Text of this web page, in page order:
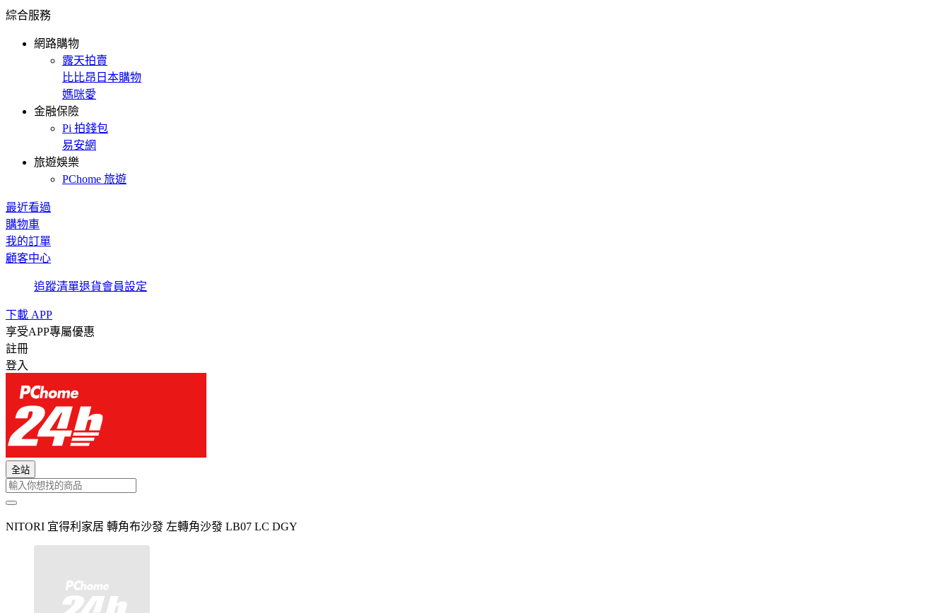
綜合服務
網路購物
露天拍賣
比比昂日本購物
媽咪愛
金融保險
Pi 拍錢包
易安網
旅遊娛樂
PChome 旅遊
最近看過
購物車
我的訂單
顧客中心
追蹤清單退貨會員設定
下載 APP
享受APP專屬優惠
註冊
登入
全站
NITORI 宜得利家居 轉角布沙發 左轉角沙發 LB07 LC DGY